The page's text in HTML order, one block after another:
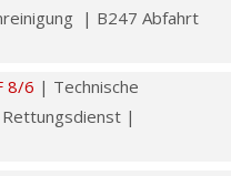
| B247 Abfahrt
8/6 | Technische
|